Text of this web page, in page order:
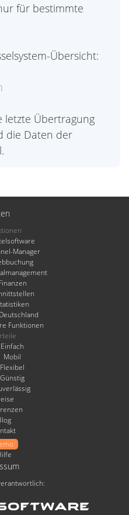
für bestimmte
Übersicht:
letzte Übertragung
die Daten der
Manager
Funktionen
Einfach
Mobil
Flexibel
Günstig